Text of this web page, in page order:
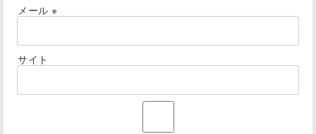
メール ※
サイト